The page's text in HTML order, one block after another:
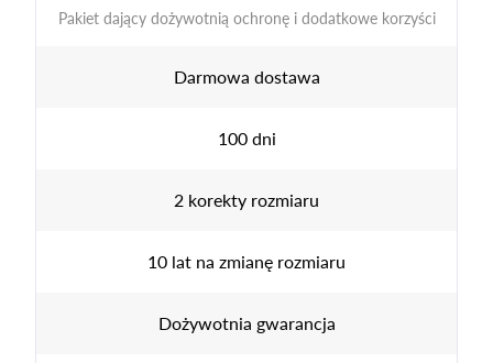
Pakiet dający dożywotnią ochronę i dodatkowe korzyści
Darmowa dostawa
100 dni
2 korekty rozmiaru
10 lat na zmianę rozmiaru
Dożywotnia gwarancja